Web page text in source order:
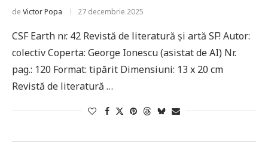
de Victor Popa 27 decembrie 2025
CSF Earth nr. 42 Revistă de literatură și artă SF! Autor:
colectiv Coperta: George Ionescu (asistat de AI) Nr.
pag.: 120 Format: tipărit Dimensiuni: 13 x 20 cm
Revistă de literatură …